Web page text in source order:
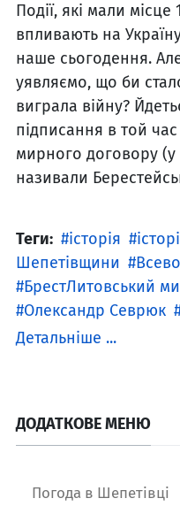
Події, які мали місце
впливають на
наше сьогодення.
уявляємо, що би
виграла війну?
підписання в той
мирного договору
називали
Теги: історія
Шепетівщини
БрестЛитовський
Олександр Севрюк
Детальніше ...
ДОДАТКОВЕ МЕНЮ
Погода в Шепетівці